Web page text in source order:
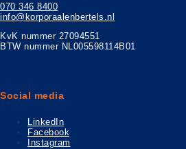
070 346 8400
info@korporaalenbertels.nl
KvK nummer 27094551
BTW nummer NL005598114B01
Social media
LinkedIn
Facebook
Instagram